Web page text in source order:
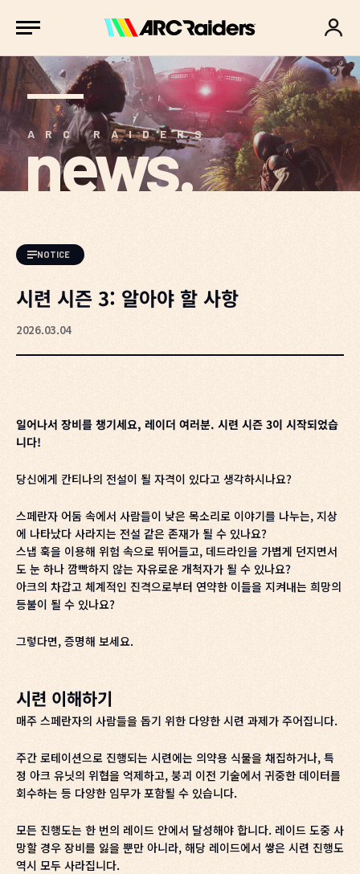
ARC RAIDERS
news.
NOTICE
시련 시즌 3: 알아야 할 사항
2026.03.04
일어나서 장비를 챙기세요, 레이더 여러분. 시련 시즌 3이 시작되었습
니다!
당신에게 칸티나의 전설이 될 자격이 있다고 생각하시나요?
스페란자 어둠 속에서 사람들이 낮은 목소리로 이야기를 나누는, 지상
에 나타났다 사라지는 전설 같은 존재가 될 수 있나요?
스냅 훅을 이용해 위험 속으로 뛰어들고, 데드라인을 가볍게 던지면서
도 눈 하나 깜빡하지 않는 자유로운 개척자가 될 수 있나요?
아크의 차갑고 체계적인 진격으로부터 연약한 이들을 지켜내는 희망의
등불이 될 수 있나요?
그렇다면, 증명해 보세요.
시련 이해하기
매주 스페란자의 사람들을 돕기 위한 다양한 시련 과제가 주어집니다.
주간 로테이션으로 진행되는 시련에는 의약용 식물을 채집하거나, 특
정 아크 유닛의 위협을 억제하고, 붕괴 이전 기술에서 귀중한 데이터를
회수하는 등 다양한 임무가 포함될 수 있습니다.
모든 진행도는 한 번의 레이드 안에서 달성해야 합니다. 레이드 도중 사
망할 경우 장비를 잃을 뿐만 아니라, 해당 레이드에서 쌓은 시련 진행도
역시 모두 사라집니다.